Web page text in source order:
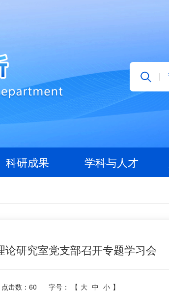
科研成果 学科与人才
研究室党支部召开专题学习会
点击数： 60 字号： 【 大 中 小 】